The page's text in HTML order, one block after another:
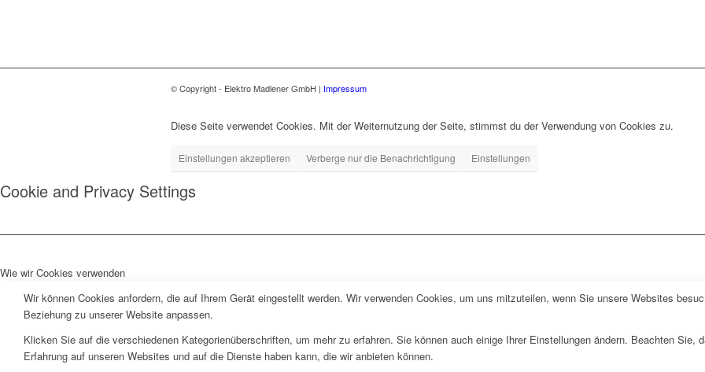
© Copyright - Elektro Madlener GmbH | Impressum
Diese Seite verwendet Cookies. Mit der Weiternutzung der Seite, stimmst du der Verwendung von Cookies zu.
Einstellungen akzeptieren Verberge nur die Benachrichtigung Einstellungen
Cookie and Privacy Settings
Wie wir Cookies verwenden
Wir können Cookies anfordern, die auf Ihrem Gerät eingestellt werden. Wir verwenden Cookies, um uns mitzuteilen, wenn Sie unsere Websites
Beziehung zu unserer Website anpassen.
Klicken Sie auf die verschiedenen Kategorienüberschriften, um mehr zu erfahren. Sie können auch einige Ihrer Einstellungen ändern. Beachten
Erfahrung auf unseren Websites und auf die Dienste haben kann, die wir anbieten können.